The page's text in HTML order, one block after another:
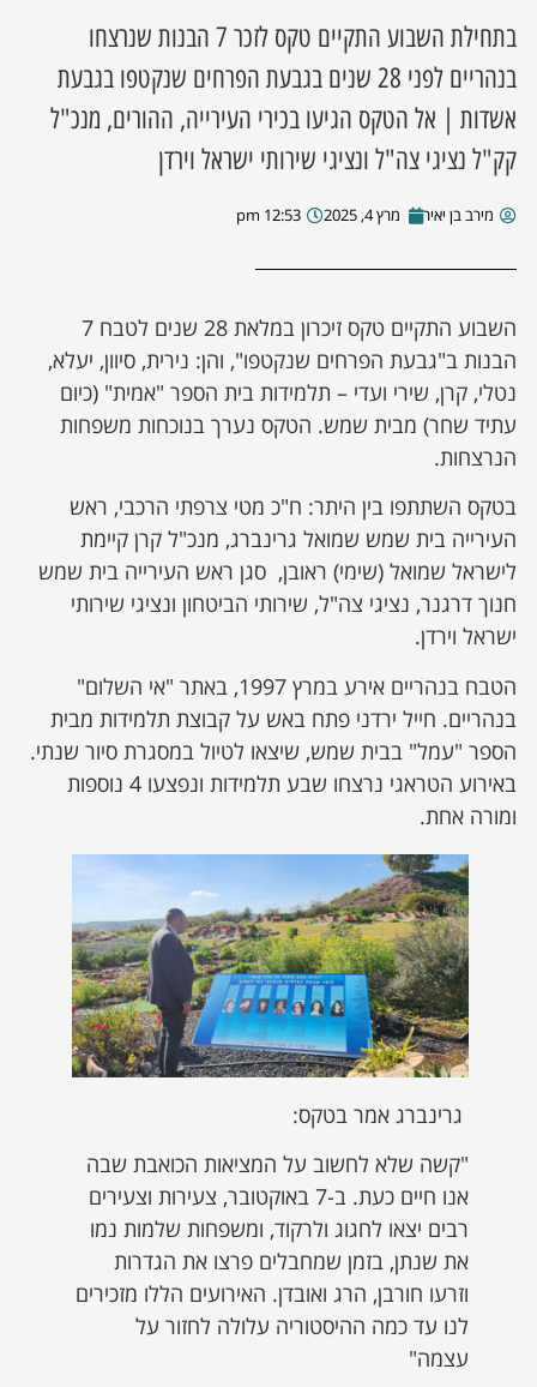
מסע מלחמה
השבוע
בתחילת השבוע התקיים טקס לזכר 7 הבנות שנרצחו
בנהריים לפני 28 שנים בגבעת הפרחים שנקטפו בגבעת
אשדות | אל הטקס הגיעו בכירי העירייה, ההורים, מנכ"ל
קק"ל נציגי צה"ל ונציגי שירותי ישראל וירדן
מירב בן יאיר מרץ 4, 2025 12:53 pm
השבוע התקיים טקס זיכרון במלאת 28 שנים לטבח 7
הבנות ב"גבעת הפרחים שנקטפו", והן: נירית, סיוון, יעלא,
נטלי, קרן, שירי ועדי – תלמידות בית הספר "אמית" (כיום
עתיד שחר) מבית שמש. הטקס נערך בנוכחות משפחות
הנרצחות.
בטקס השתתפו בין היתר: ח"כ מטי צרפתי הרכבי, ראש
העירייה בית שמש שמואל גרינברג, מנכ"ל קרן קיימת
לישראל שמואל (שימי) ראובן, סגן ראש העירייה בית שמש
חנוך דרגנר, נציגי צה"ל, שירותי הביטחון ונציגי שירותי
ישראל וירדן.
הטבח בנהריים אירע במרץ 1997, באתר "אי השלום"
בנהריים. חייל ירדני פתח באש על קבוצת תלמידות מבית
הספר "עמל" בבית שמש, שיצאו לטיול במסגרת סיור שנתי.
באירוע הטראגי נרצחו שבע תלמידות ונפצעו 4 נוספות
ומורה אחת.
גרינברג אמר בטקס:
"קשה שלא לחשוב על המציאות הכואבת שבה
אנו חיים כעת. ב-7 באוקטובר, צעירות וצעירים
רבים יצאו לחגוג ולרקוד, ומשפחות שלמות נמו
את שנתן, בזמן שמחבלים פרצו את הגדרות
וזרעו חורבן, הרג ואובדן. האירועים הללו מזכירים
לנו עד כמה ההיסטוריה עלולה לחזור על
עצמה"